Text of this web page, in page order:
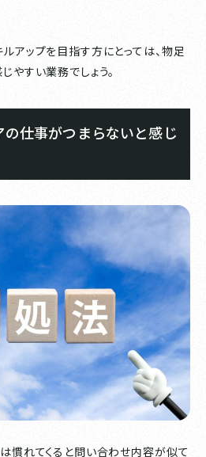
アップを目指す方にとっては、物足
やすい業務でしょう。
仕事がつまらないと感じ
慣れてくると問い合わせ内容が似て